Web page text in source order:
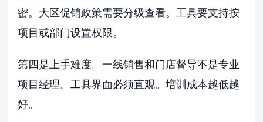
密。大区促销政策需要分级查看。工具要支持按
项目或部门设置权限。
第四是上手难度。一线销售和门店督导不是专业
项目经理。工具界面必须直观。培训成本越低越
好。